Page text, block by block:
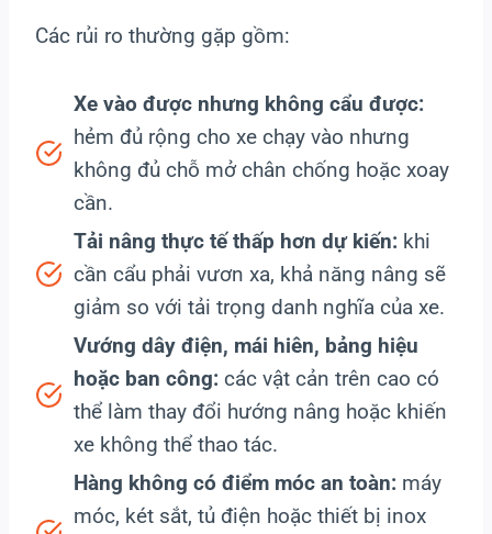
Các rủi ro thường gặp gồm:
Xe vào được nhưng không cẩu được:
hẻm đủ rộng cho xe chạy vào nhưng
không đủ chỗ mở chân chống hoặc xoay
cần.
Tải nâng thực tế thấp hơn dự kiến: khi
cần cẩu phải vươn xa, khả năng nâng sẽ
giảm so với tải trọng danh nghĩa của xe.
Vướng dây điện, mái hiên, bảng hiệu
hoặc ban công: các vật cản trên cao có
thể làm thay đổi hướng nâng hoặc khiến
xe không thể thao tác.
Hàng không có điểm móc an toàn: máy
móc, két sắt, tủ điện hoặc thiết bị inox